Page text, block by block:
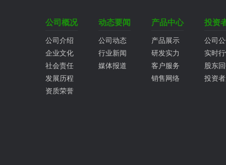
公司概况
公司介绍
企业文化
社会责任
发展历程
资质荣誉
动态要闻
公司动态
行业新闻
媒体报道
产品中心
产品展示
研发实力
客户服务
销售网络
投资
公司
实时
股东
投资